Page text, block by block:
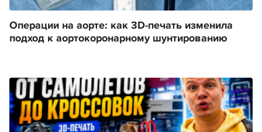
Операции на аорте: как 3D-печать изменила
подход к аортокоронарному шунтированию